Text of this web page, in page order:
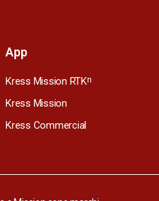
App
Kress Mission RTKn
Kress Mission
Kress Commercial